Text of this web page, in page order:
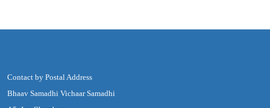
Contact by Postal Address
Bhaav Samadhi Vichaar Samadhi